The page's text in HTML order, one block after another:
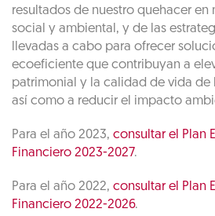
resultados de nuestro quehacer
social y ambiental, y de las
llevadas a cabo para ofrecer
ecoeficiente que contribuyan a
patrimonial y la calidad de vida de
así como a reducir el impacto
Para el año 2023, consultar el Plan
Financiero 2023-2027.
Para el año 2022, consultar el Plan
Financiero 2022-2026.